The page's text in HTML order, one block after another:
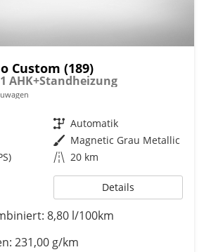
Custom (189)
AHK+Standheizung
Getriebe Automatik
Außenfarbe Magnetic Grau Metallic
Kilometerstand 20 km
Details
8,80 l/100km
231,00 g/km